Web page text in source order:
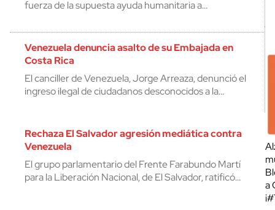
fuerza de la supuesta ayuda humanitaria a…
Venezuela denuncia asalto de su Embajada en
Costa Rica
El canciller de Venezuela, Jorge Arreaza, denunció el
ingreso ilegal de ciudadanos desconocidos a la…
Rechaza El Salvador agresión mediática contra
Venezuela
El grupo parlamentario del Frente Farabundo Martí
para la Liberación Nacional, de El Salvador, ratificó…
a